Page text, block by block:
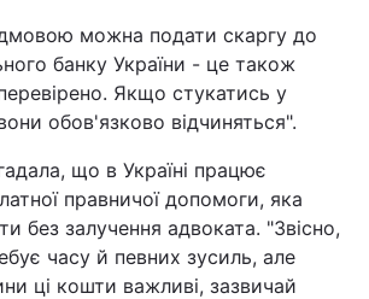
можна подати скаргу до
банку України - це також
Якщо стукатись у
обов'язково відчиняться".
що в Україні працює
правничої допомоги, яка
без залучення адвоката. "Звісно,
часу й певних зусиль, але
ці кошти важливі, зазвичай